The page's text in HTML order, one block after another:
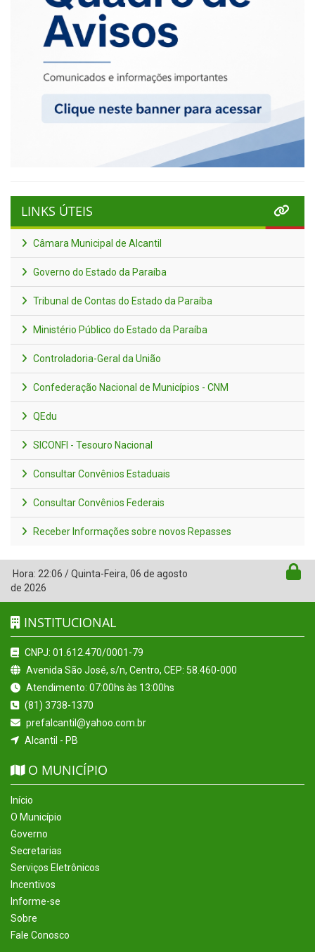
LINKS ÚTEIS
Câmara Municipal de Alcantil
Governo do Estado da Paraíba
Tribunal de Contas do Estado da Paraíba
Ministério Público do Estado da Paraíba
Controladoria-Geral da União
Confederação Nacional de Municípios - CNM
QEdu
SICONFI - Tesouro Nacional
Consultar Convênios Estaduais
Consultar Convênios Federais
Receber Informações sobre novos Repasses
Hora: 22:06 /Quinta-Feira, 06 de agosto
de 2026
INSTITUCIONAL
CNPJ: 01.612.470/0001-79
Avenida São José, s/n, Centro, CEP: 58.460-000
Atendimento: 07:00hs às 13:00hs
(81) 3738-1370
prefalcantil@yahoo.com.br
Alcantil - PB
O MUNICÍPIO
Início
O Município
Governo
Secretarias
Serviços Eletrônicos
Incentivos
Informe-se
Sobre
Fale Conosco